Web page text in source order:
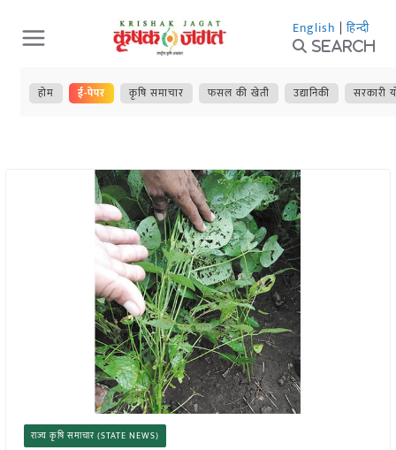
Skip
to
content
English | हिन्दी
Search
होम ई-पेपर कृषि समाचार फसल की खेती उद्यानिकी सरकारी
राज्य कृषि समाचार (STATE NEWS)